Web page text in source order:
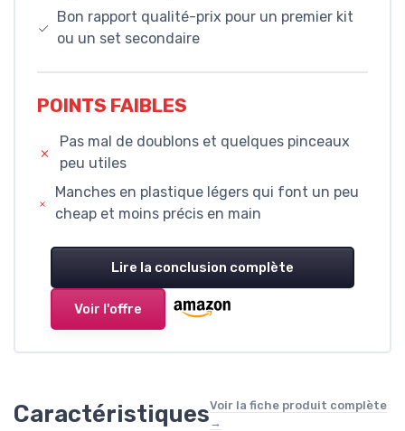
Bon rapport qualité-prix pour un premier kit
ou un set secondaire
POINTS FAIBLES
Pas mal de doublons et quelques pinceaux
peu utiles
Manches en plastique légers qui font un peu
cheap et moins précis en main
Lire la conclusion complète
Voir l'offre
CaractéristiquesVoir la fiche produit complète
→